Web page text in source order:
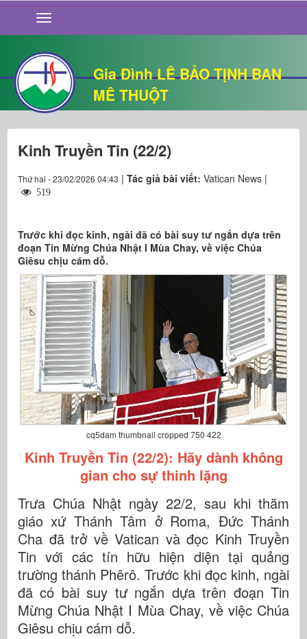
Gia Đình LÊ BẢO TỊNH BAN
MÊ THUỘT
GIỚI THIỆU
TIN TỨC
SỐNG ĐẠO
CHUYỆN NHÀ
QUÁN VĂN
THƯ GIÃN
Kinh Truyền Tin (22/2)
Thứ hai - 23/02/2026 04:43 | Tác giả bài viết: Vatican News |
519
Trước khi đọc kinh, ngài đã có bài suy tư ngắn dựa trên
đoạn Tin Mừng Chúa Nhật I Mùa Chay, về việc Chúa
Giêsu chịu cám dỗ.
cq5dam thumbnail cropped 750 422
Kinh Truyền Tin (22/2): Hãy dành không
gian cho sự thinh lặng
Trưa Chúa Nhật ngày 22/2, sau khi thăm
giáo xứ Thánh Tâm ở Roma, Đức Thánh
Cha đã trở về Vatican và đọc Kinh Truyền
Tin với các tín hữu hiện diện tại quảng
trường thánh Phêrô. Trước khi đọc kinh, ngài
đã có bài suy tư ngắn dựa trên đoạn Tin
Mừng Chúa Nhật I Mùa Chay, về việc Chúa
Giêsu chịu cám dỗ.